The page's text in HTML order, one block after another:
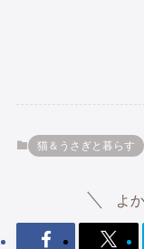
猫＆うさぎと暮らす
よ